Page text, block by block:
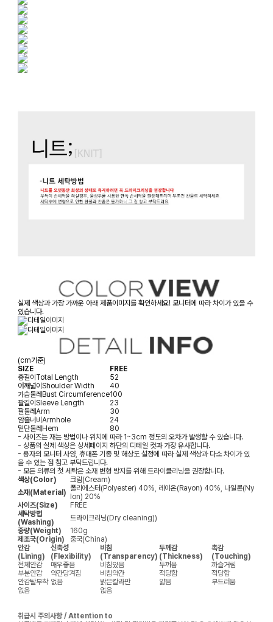
실제 색상과 가장 가까운 아래 제품이미지를 확인하세요! 모니터에 따라 차이가 있을 수
있습니다.
(cm기준)
SIZE
FREE
총길이 Total Length
52
어깨넓이 Shoulder Width
40
가슴둘레 Bust Circumference100
팔길이 Sleeve Length
23
팔둘레 Arm
30
암홀너비 Armhole
24
밑단둘레 Hem
80
- 사이즈는 재는 방법이나 위치에 따라 1~3cm 정도의 오차가 발생할 수 있습니다.
- 상품의 실제 색상은 상세페이지 하단의 디테일 컷과 가장 유사합니다.
- 용자의 모니터 사양, 휴대폰 기종 및 해상도 설정에 따라 실제 색상과 다소 차이가 있
을 수 있는 점 참고 부탁드립니다.
- 모든 의류의 첫 세탁은 소재 변형 방지를 위해 드라이클리닝을 권장합니다.
색상(Color)
크림(Cream)
소재(Material) 폴리에스터(Polyester) 40%, 레이온(Rayon) 40%, 나일론(Ny
lon) 20%
사이즈(Size)
FREE
세탁방법
(Washing)
드라이크리닝(Dry cleaning))
중량(Weight)
160g
제조국(Origin)
중국(China)
안감
(Lining)
신축성
(Flexibility)
비침
(Transparency)
두께감
(Thickness)
촉감
(Touching)
전체안감
매우좋음 비침있음 두꺼움
까슬거림
부분안감
약간당겨짐 비침약간 적당함
적당함
안감탈부착 없음 밝은칼라만 얇음
부드러움
없음
없음
취급시 주의사항 / Attention to